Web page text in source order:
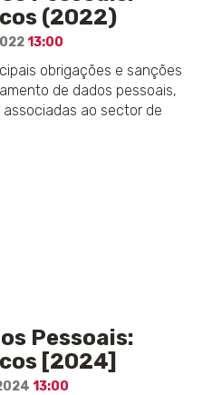
(2022)
13:00
obrigações e sanções
de dados pessoais,
ao sector de
Pessoais:
[2024]
13:00